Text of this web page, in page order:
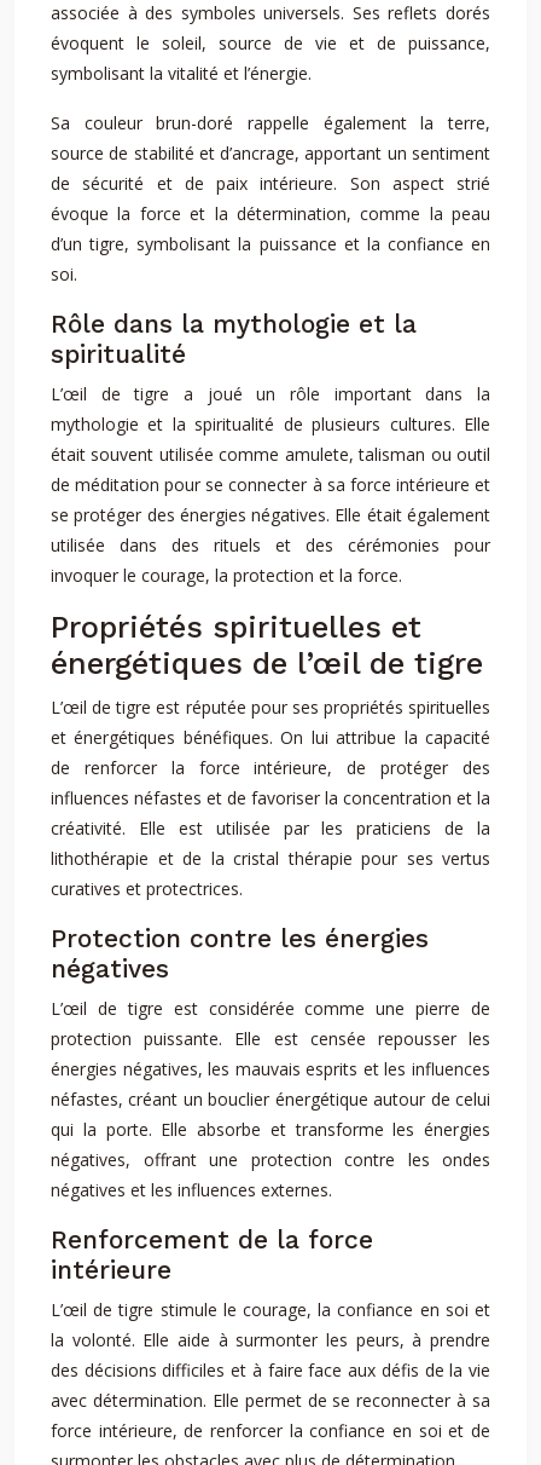
associée à des symboles universels. Ses reflets dorés
évoquent le soleil, source de vie et de puissance,
symbolisant la vitalité et l’énergie.
Sa couleur brun-doré rappelle également la terre,
source de stabilité et d’ancrage, apportant un sentiment
de sécurité et de paix intérieure. Son aspect strié
évoque la force et la détermination, comme la peau
d’un tigre, symbolisant la puissance et la confiance en
soi.
Rôle dans la mythologie et la
spiritualité
L’œil de tigre a joué un rôle important dans la
mythologie et la spiritualité de plusieurs cultures. Elle
était souvent utilisée comme amulete, talisman ou outil
de méditation pour se connecter à sa force intérieure et
se protéger des énergies négatives. Elle était également
utilisée dans des rituels et des cérémonies pour
invoquer le courage, la protection et la force.
Propriétés spirituelles et
énergétiques de l’œil de tigre
L’œil de tigre est réputée pour ses propriétés spirituelles
et énergétiques bénéfiques. On lui attribue la capacité
de renforcer la force intérieure, de protéger des
influences néfastes et de favoriser la concentration et la
créativité. Elle est utilisée par les praticiens de la
lithothérapie et de la cristal thérapie pour ses vertus
curatives et protectrices.
Protection contre les énergies
négatives
L’œil de tigre est considérée comme une pierre de
protection puissante. Elle est censée repousser les
énergies négatives, les mauvais esprits et les influences
néfastes, créant un bouclier énergétique autour de celui
qui la porte. Elle absorbe et transforme les énergies
négatives, offrant une protection contre les ondes
négatives et les influences externes.
Renforcement de la force
intérieure
L’œil de tigre stimule le courage, la confiance en soi et
la volonté. Elle aide à surmonter les peurs, à prendre
des décisions difficiles et à faire face aux défis de la vie
avec détermination. Elle permet de se reconnecter à sa
force intérieure, de renforcer la confiance en soi et de